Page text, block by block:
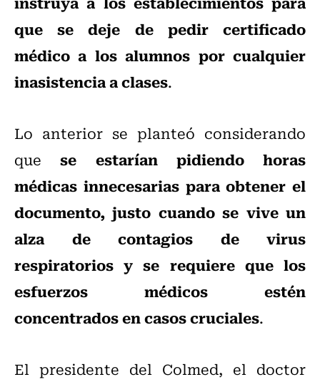
que se deje de pedir certificado
médico a los alumnos por cualquier
inasistencia a clases.
Lo anterior se planteó considerando
quese estarían pidiendo horas
médicas innecesarias para obtener el
documento, justo cuando se vive un
alza de contagios de virus
respiratorios y se requiere que los
esfuerzos médicos estén
concentrados en casos cruciales.
El presidente del Colmed, el doctor